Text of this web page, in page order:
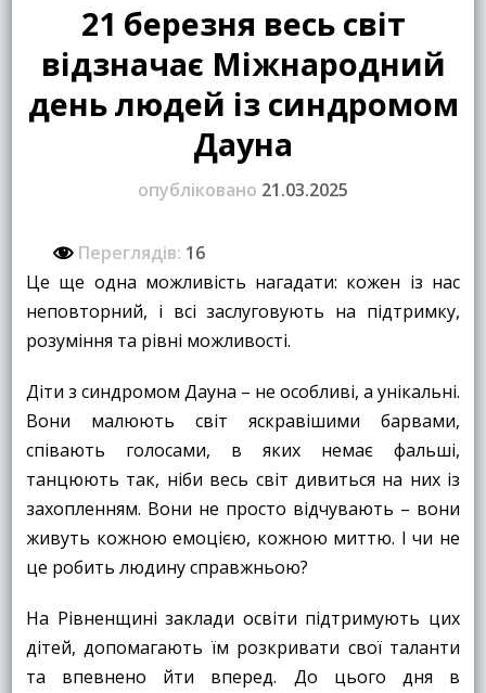
21 березня весь світ
відзначає Міжнародний
день людей із синдромом
Дауна
опубліковано 21.03.2025
Переглядів: 16
Це ще одна можливість нагадати: кожен із нас
неповторний, і всі заслуговують на підтримку,
розуміння та рівні можливості.
Діти з синдромом Дауна – не особливі, а унікальні.
Вони малюють світ яскравішими барвами,
співають голосами, в яких немає фальші,
танцюють так, ніби весь світ дивиться на них із
захопленням. Вони не просто відчувають – вони
живуть кожною емоцією, кожною миттю. І чи не
це робить людину справжньою?
На Рівненщині заклади освіти підтримують цих
дітей, допомагають їм розкривати свої таланти
та впевнено йти вперед. До цього дня в